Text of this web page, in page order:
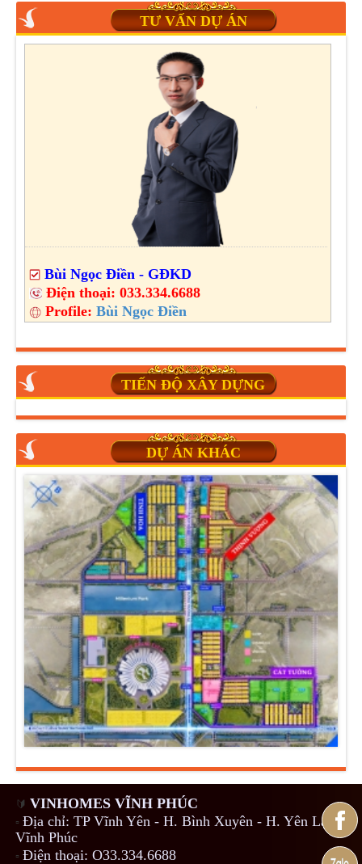
TƯ VẤN DỰ ÁN
Bùi Ngọc Điền - GĐKD
Điện thoại:033.334.6688
Profile:Bùi Ngọc Điền
TIẾN ĐỘ XÂY DỰNG
DỰ ÁN KHÁC
🔰 VINHOMES VĨNH PHÚC
▫️Địa chỉ: TP Vĩnh Yên - H. Bình Xuyên - H. Yên Lạc -
Vĩnh Phúc
▫️Điện thoại: O33.334.6688